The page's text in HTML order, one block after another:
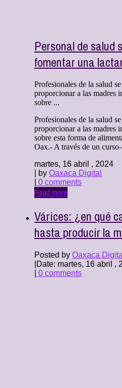
Personal de salud
fomentar una
Profesionales de la salud
proporcionar a las madres
sobre ...
Profesionales de la salud
proporcionar a las madres
sobre esta forma de
Oax.- A través de un
martes, 16 abril , 2024
| by Oaxaca Digital
0 comments
Read more
Várices: ¿en qué
hasta producir la
Posted by Oaxaca Digital
Date: martes, 16 abril ,
0 comments